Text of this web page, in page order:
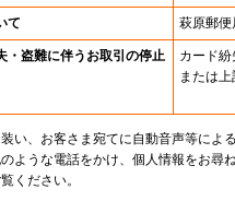
て 萩原郵便
・盗難に伴うお取引の停止 カード
または
い、お客さま宛てに自動音声等によ
ような電話をかけ、個人情報をお尋
ください。